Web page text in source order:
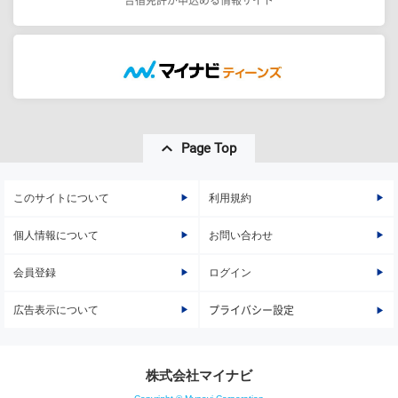
Page Top
このサイトについて 利用規約
個人情報について お問い合わせ
会員登録 ログイン
広告表示について プライバシー設定
株式会社マイナビ